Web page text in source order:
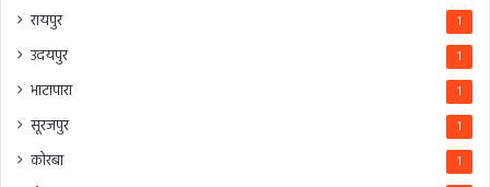
रायपुर 1
उदयपुर 1
भाटापारा 1
सूरजपुर 1
कोरबा 1